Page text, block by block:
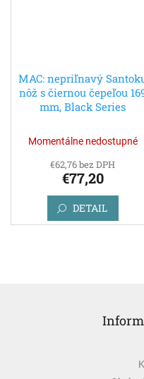
MAC: nepriľnavý
nôž s čiernou čepeľou
mm, Black Series
Momentálne nedostupné
€62,76 bez DPH
€77,20
DETAIL